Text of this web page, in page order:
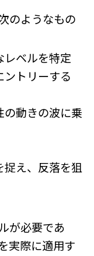
のようなもの
レベルを特定
ントリーする
の動きの波に乗
え、反落を狙
が必要であ
実際に適用す